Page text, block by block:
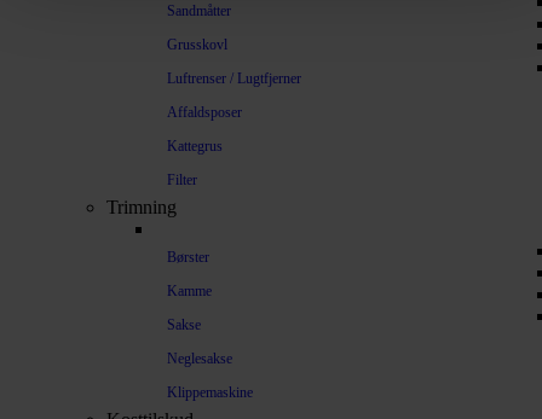
Sandmåtter
Grusskovl
Luftrenser / Lugtfjerner
Affaldsposer
Kattegrus
Filter
Trimning
Børster
Kamme
Sakse
Neglesakse
Klippemaskine